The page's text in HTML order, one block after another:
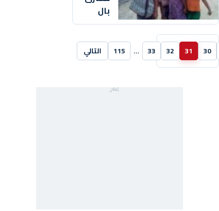
بال
30
31
32
33
…
115 التالي